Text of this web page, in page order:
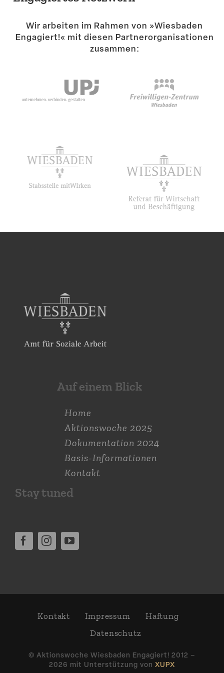
Wir arbeiten im Rahmen von »Wiesbaden
Engagiert!« mit diesen Partner­or­ga­ni­sa­tionen
zusammen:
Auf einem Blick
Home
Aktions­woche 2025
Dokumen­tation 2024
Basis-Informationen
Kontakt
Stay tuned
Kontakt Impressum
Haftung
Daten­schutz
© Aktions­woche Wiesbaden Engagiert! 2012 –
2026 mit Unter­stützung von XUPX